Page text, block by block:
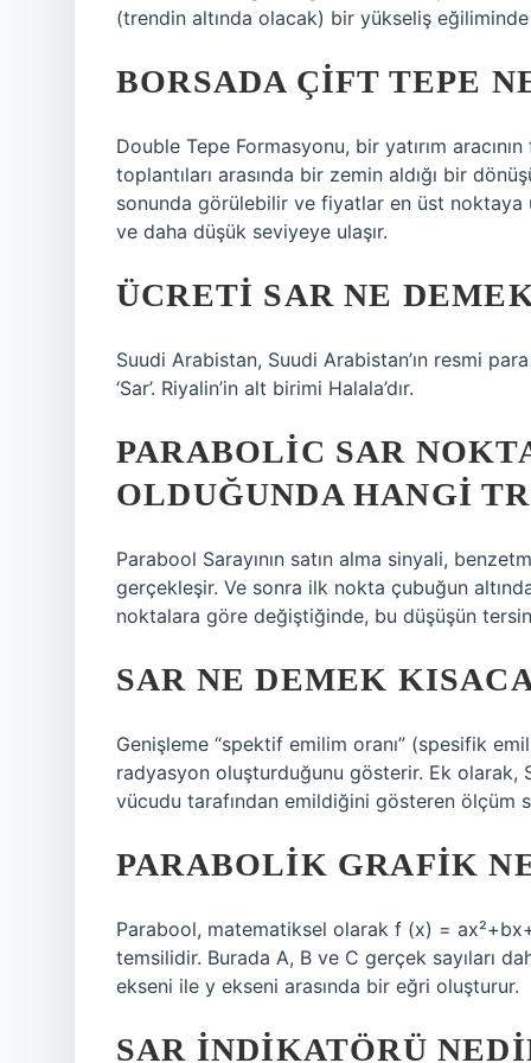
(trendin altında olacak) bir yükseliş
BORSADA ÇIFT TEPE
Double Tepe Formasyonu, bir yatırım
toplantıları arasında bir zemin aldığı bir
sonunda görülebilir ve fiyatlar en üst noktaya
ve daha düşük seviyeye ulaşır.
ÜCRETI SAR NE
Suudi Arabistan, Suudi Arabistan’ın resmi
‘Sar’. Riyalin’in alt birimi Halala’dır.
PARABOLIC SAR
OLDUĞUNDA HANGI
Parabool Sarayının satın alma sinyali,
gerçekleşir. Ve sonra ilk nokta çubuğun
noktalara göre değiştiğinde, bu düşüşün
SAR NE DEMEK
Genişleme “spektif emilim oranı” (spesifik
radyasyon oluşturduğunu gösterir. Ek olarak,
vücudu tarafından emildiğini gösteren ölçüm
PARABOLIK GRAFIK
Parabool, matematiksel olarak f (x) =
temsilidir. Burada A, B ve C gerçek sayıları
ekseni ile y ekseni arasında bir eğri oluşturur.
SAR INDIKATÖRÜ